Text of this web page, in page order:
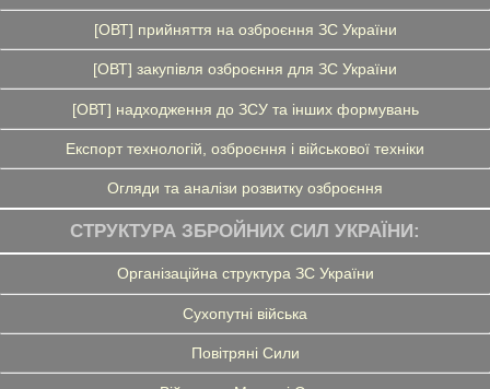
[ОВТ] прийняття на озброєння ЗС України
[ОВТ] закупівля озброєння для ЗС України
[ОВТ] надходження до ЗСУ та інших формувань
Експорт технологій, озброєння і військової техніки
Огляди та аналізи розвитку озброєння
СТРУКТУРА ЗБРОЙНИХ СИЛ УКРАЇНИ:
Організаційна структура ЗС України
Сухопутні війська
Повітряні Сили